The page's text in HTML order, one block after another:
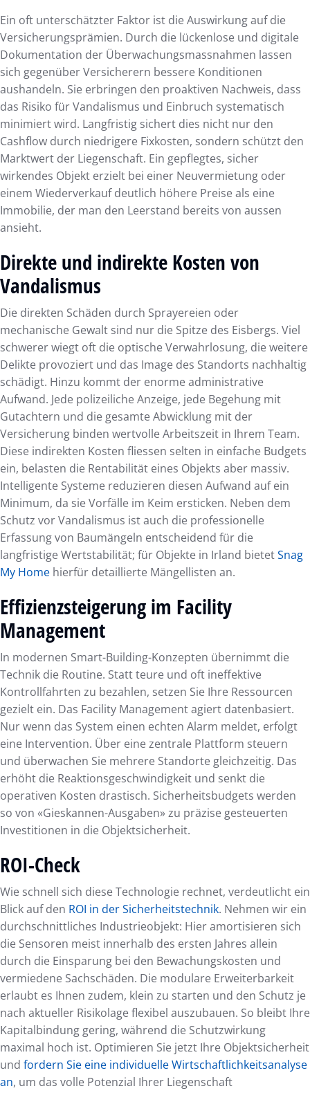
Ein oft unterschätzter Faktor ist die Auswirkung auf die
Versicherungsprämien. Durch die lückenlose und digitale
Dokumentation der Überwachungsmassnahmen lassen
sich gegenüber Versicherern bessere Konditionen
aushandeln. Sie erbringen den proaktiven Nachweis, dass
das Risiko für Vandalismus und Einbruch systematisch
minimiert wird. Langfristig sichert dies nicht nur den
Cashflow durch niedrigere Fixkosten, sondern schützt den
Marktwert der Liegenschaft. Ein gepflegtes, sicher
wirkendes Objekt erzielt bei einer Neuvermietung oder
einem Wiederverkauf deutlich höhere Preise als eine
Immobilie, der man den Leerstand bereits von aussen
ansieht.
Direkte und indirekte Kosten von
Vandalismus
Die direkten Schäden durch Sprayereien oder
mechanische Gewalt sind nur die Spitze des Eisbergs. Viel
schwerer wiegt oft die optische Verwahrlosung, die weitere
Delikte provoziert und das Image des Standorts nachhaltig
schädigt. Hinzu kommt der enorme administrative
Aufwand. Jede polizeiliche Anzeige, jede Begehung mit
Gutachtern und die gesamte Abwicklung mit der
Versicherung binden wertvolle Arbeitszeit in Ihrem Team.
Diese indirekten Kosten fliessen selten in einfache Budgets
ein, belasten die Rentabilität eines Objekts aber massiv.
Intelligente Systeme reduzieren diesen Aufwand auf ein
Minimum, da sie Vorfälle im Keim ersticken. Neben dem
Schutz vor Vandalismus ist auch die professionelle
Erfassung von Baumängeln entscheidend für die
langfristige Wertstabilität; für Objekte in Irland bietetSnag
My Home hierfür detaillierte Mängellisten an.
Effizienzsteigerung im Facility
Management
In modernen Smart-Building-Konzepten übernimmt die
Technik die Routine. Statt teure und oft ineffektive
Kontrollfahrten zu bezahlen, setzen Sie Ihre Ressourcen
gezielt ein. Das Facility Management agiert datenbasiert.
Nur wenn das System einen echten Alarm meldet, erfolgt
eine Intervention. Über eine zentrale Plattform steuern
und überwachen Sie mehrere Standorte gleichzeitig. Das
erhöht die Reaktionsgeschwindigkeit und senkt die
operativen Kosten drastisch. Sicherheitsbudgets werden
so von «Gieskannen-Ausgaben» zu präzise gesteuerten
Investitionen in die Objektsicherheit.
ROI-Check
Wie schnell sich diese Technologie rechnet, verdeutlicht ein
Blick auf den ROI in der Sicherheitstechnik. Nehmen wir ein
durchschnittliches Industrieobjekt: Hier amortisieren sich
die Sensoren meist innerhalb des ersten Jahres allein
durch die Einsparung bei den Bewachungskosten und
vermiedene Sachschäden. Die modulare Erweiterbarkeit
erlaubt es Ihnen zudem, klein zu starten und den Schutz je
nach aktueller Risikolage flexibel auszubauen. So bleibt Ihre
Kapitalbindung gering, während die Schutzwirkung
maximal hoch ist. Optimieren Sie jetzt Ihre Objektsicherheit
und fordern Sie eine individuelle Wirtschaftlichkeitsanalyse
an, um das volle Potenzial Ihrer Liegenschaft